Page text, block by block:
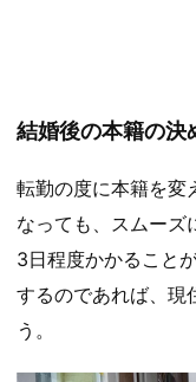
結婚後の本籍の
転勤の度に本籍を変
なっても、スムーズ
3日程度かかること
するのであれば、現
う。